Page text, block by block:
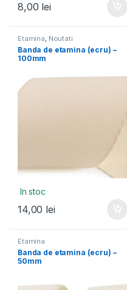
8,00 lei
Etamina, Noutati
Banda de etamina (ecru) –
100mm
In stoc
14,00 lei
Etamina
Banda de etamina (ecru) –
50mm